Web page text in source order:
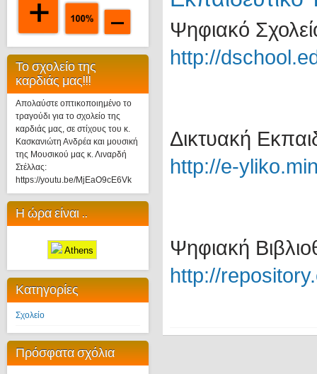
Το σχολείο της
καρδιάς μας!!!
Απολαύστε οπτικοποιημένο το
τραγούδι για το σχολείο της
καρδιάς μας, σε στίχους του κ.
Κασκανιώτη Ανδρέα και μουσική
της Μουσικού μας κ. Λιναρδή
Στέλλας:
https://youtu.be/MjEaO9cE6Vk
Η ώρα είναι ..
Athens
Κατηγορίες
Σχολείο
Πρόσφατα σχόλια
Ψηφιακό
http://
Δικτυακή
http://e-
Ψηφιακή
http://